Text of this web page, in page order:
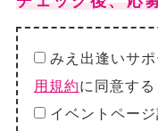
みえ出逢いサ
用規約に同意する
イベントペー